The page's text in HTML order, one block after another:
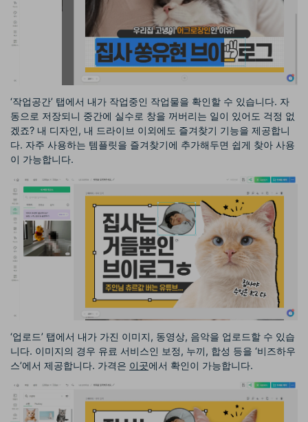
‘작업공간’ 탭에서 내가 작업중인 작업물을 확인할 수 있습니다. 자
동으로 저장되니 중간에 실수로 창을 꺼버리는 일이 있어도 걱정 없
겠죠? 내 디자인, 내 드라이브 이외에도 즐겨찾기 기능을 제공합니
다. 자주 사용하는 템플릿을 즐겨찾기에 추가해두면 쉽게 찾아 사용
이 가능합니다.
‘업로드’ 탭에서 내가 가진 이미지, 동영상, 음악을 업로드할 수 있습
니다. 이미지의 경우 유료 서비스인 보정, 누끼, 합성 등을 ‘비즈하우
스’에서 제공합니다. 가격은 이곳에서 확인이 가능합니다.